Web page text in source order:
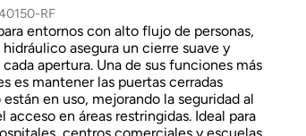
RF
entornos con alto flujo de personas,
asegura un cierre suave y
apertura. Una de sus funciones más
es mantener las puertas cerradas
en uso, mejorando la seguridad al
acceso en áreas restringidas. Ideal para